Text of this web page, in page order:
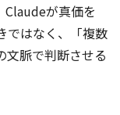
Claudeが真価を
ではなく、「複数
文脈で判断させる